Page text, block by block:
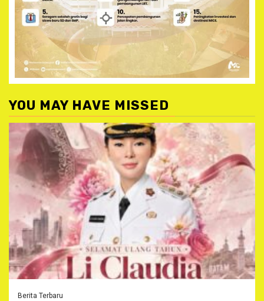
YOU MAY HAVE MISSED
Berita Terbaru